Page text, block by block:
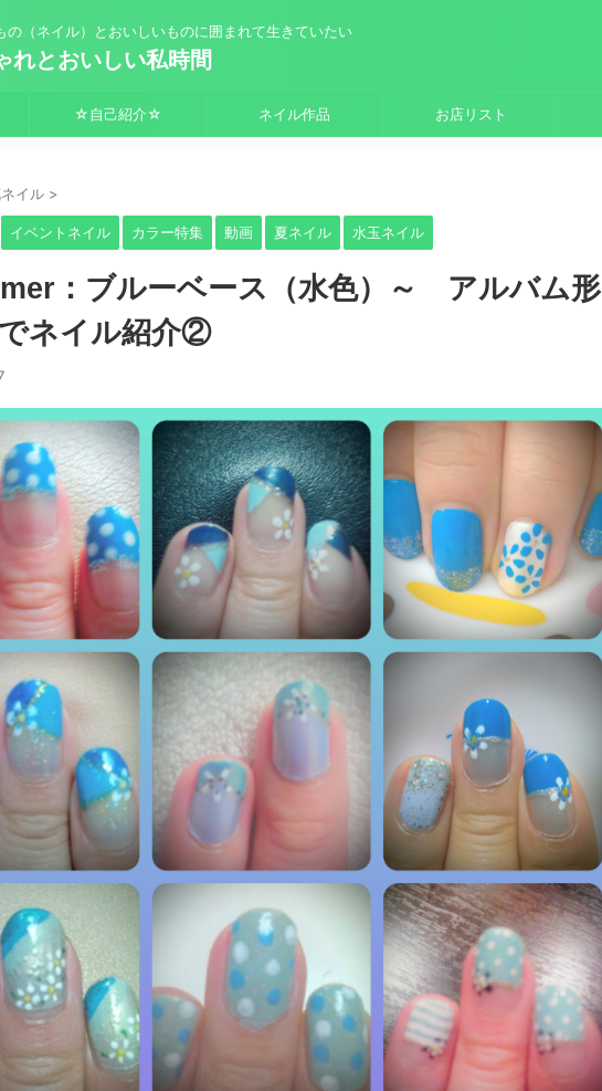
の（ネイル）とおいしいものに囲まれて生きていたい
れとおいしい私時間
☆自己紹介☆ ネイル作品 お店リスト
イル >
イベントネイル カラー特集 動画 夏ネイル 水玉ネイル
：ブルーベース（水色）～ アルバム形
ネイル紹介②